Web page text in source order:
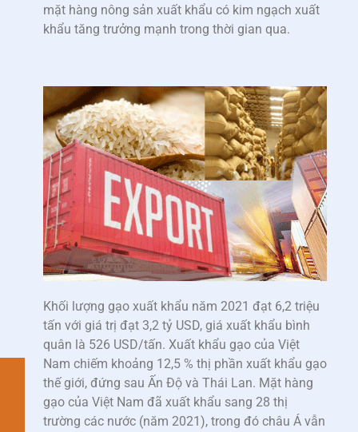
mặt hàng nông sản xuất khẩu có kim ngạch xuất
khẩu tăng trưởng mạnh trong thời gian qua.
Khối lượng gạo xuất khẩu năm 2021 đạt 6,2 triệu
tấn với giá trị đạt 3,2 tỷ USD, giá xuất khẩu bình
quân là 526 USD/tấn. Xuất khẩu gạo của Việt
Nam chiếm khoảng 12,5 % thị phần xuất khẩu gạo
thế giới, đứng sau Ấn Độ và Thái Lan. Mặt hàng
gạo của Việt Nam đã xuất khẩu sang 28 thị
trường các nước (năm 2021), trong đó châu Á vẫn